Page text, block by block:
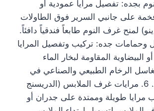
بجده: تفصيل مرايا عمودية أو
على جانبي السرير فوق الطاولات
لمنح غرف النوم طابعاً فندقياً دافئاً.
وحمامات جده: تركيب وتفصيل المرايا
البيضاوية المقاومة لبخار الماء
الرخام الطبيعي والصناعي في
مجالس الضيوف. 6. مرايات غرف الملابس (الدريسنج
مرايا طويلة وممتدة على جدران أو